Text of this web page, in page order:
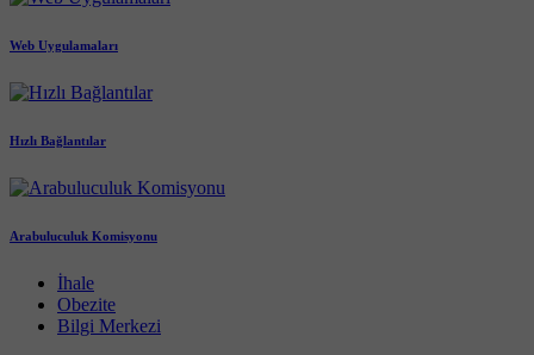
Web Uygulamaları
Hızlı Bağlantılar
Arabuluculuk Komisyonu
İhale
Obezite
Bilgi Merkezi